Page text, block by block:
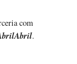
com
.